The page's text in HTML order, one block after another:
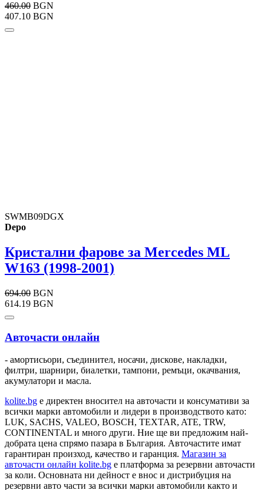
460.00 BGN
407.10 BGN
SWMB09DGX
Depo
Кристални фарове за Mercedes ML
W163 (1998-2001)
694.00 BGN
614.19 BGN
Авточасти онлайн
- амортисьори, съединител, носачи, дискове, накладки,
филтри, шарнири, биалетки, тампони, ремъци, окачвания,
акумулатори и масла.
kolite.bg e директен вносител на авточасти и консумативи за
всички марки автомобили и лидери в производството като:
LUK, SACHS, VALEO, BOSCH, TEXTAR, ATE, TRW,
CONTINENTAL и много други. Ние ще ви предложим най-
добрата цена спрямо пазара в България. Авточастите имат
гарантиран произход, качество и гаранция. Магазин за
авточасти онлайн kolite.bg е платформа за резервни авточасти
за коли. Основната ни дейност е внос и дистрибуция на
резервни авто части за всички марки автомобили както и